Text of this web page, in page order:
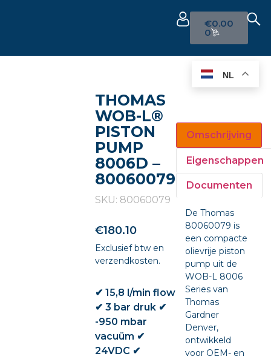
€0.00
0
THOMAS
WOB-L®
PISTON
PUMP
8006D –
80060079
SKU: 80060079
€180.10
Exclusief btw en
verzendkosten.
✔ 15,8 l/min flow
✔ 3 bar druk ✔
-950 mbar
vacuüm ✔
24VDC ✔
Omschrijving
Eigenschappen
Documenten
De Thomas
80060079 is
een compacte
olievrije piston
pump uit de
WOB-L 8006
Series van
Thomas
Gardner
Denver,
ontwikkeld
voor OEM- en
NL